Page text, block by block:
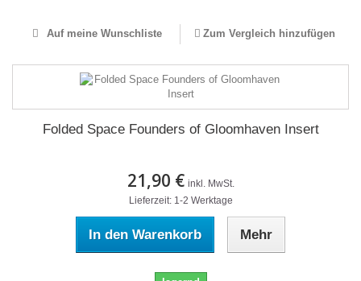
Auf meine Wunschliste Zum Vergleich hinzufügen
Folded Space Founders of Gloomhaven Insert
21,90 € inkl. MwSt.
Lieferzeit: 1-2 Werktage
In den Warenkorb Mehr